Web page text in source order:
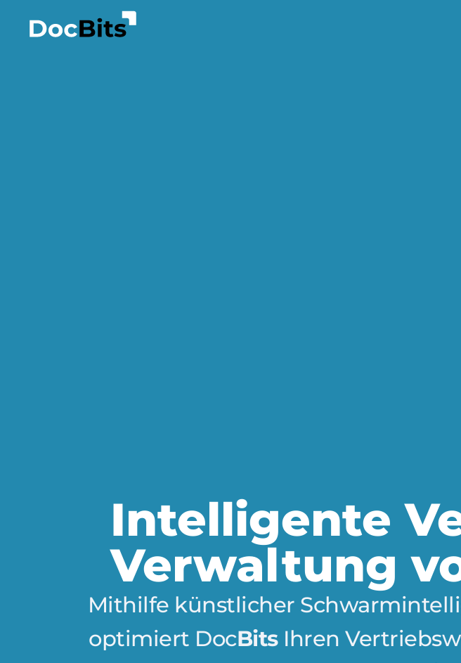
Intelligente
Verwaltung
Mithilfe künstlicher
optimiert DocBitsIhren